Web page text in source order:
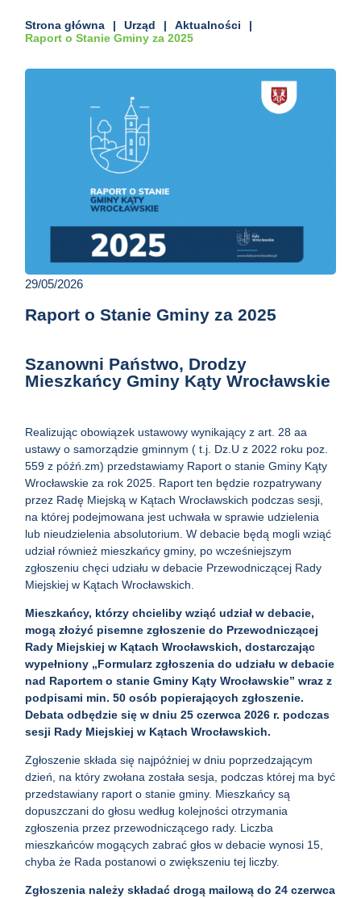
Strona główna Urząd
Aktualności
Raport o Stanie Gminy za 2025
29/05/2026
Raport o Stanie Gminy za 2025
Szanowni Państwo, Drodzy
Mieszkańcy Gminy Kąty Wrocławskie
Realizując obowiązek ustawowy wynikający z art. 28 aa
ustawy o samorządzie gminnym ( t.j. Dz.U z 2022 roku poz.
559 z późń.zm) przedstawiamy Raport o stanie Gminy Kąty
Wrocławskie za rok 2025. Raport ten będzie rozpatrywany
przez Radę Miejską w Kątach Wrocławskich podczas sesji,
na której podejmowana jest uchwała w sprawie udzielenia
lub nieudzielenia absolutorium. W debacie będą mogli wziąć
udział również mieszkańcy gminy, po wcześniejszym
zgłoszeniu chęci udziału w debacie Przewodniczącej Rady
Miejskiej w Kątach Wrocławskich.
Mieszkańcy, którzy chcieliby wziąć udział w debacie,
mogą złożyć pisemne zgłoszeniedo Przewodniczącej
Rady Miejskiej w Kątach Wrocławskich, dostarczając
wypełniony „Formularz zgłoszenia do udziału w debacie
nad Raportem o stanie Gminy Kąty Wrocławskie” wraz z
podpisami min. 50 osób popierających zgłoszenie.
Debata odbędzie się w dniu 25 czerwca 2026 r. podczas
sesji Rady Miejskiej w Kątach Wrocławskich.
Zgłoszenie składa się najpóźniej w dniu poprzedzającym
dzień, na który zwołana została sesja, podczas której ma być
przedstawiany raport o stanie gminy. Mieszkańcy są
dopuszczani do głosu według kolejności otrzymania
zgłoszenia przez przewodniczącego rady. Liczba
mieszkańców mogących zabrać głos w debacie wynosi 15,
chyba że Rada postanowi o zwiększeniu tej liczby.
Zgłoszenia należy składać drogą mailową do 24 czerwca